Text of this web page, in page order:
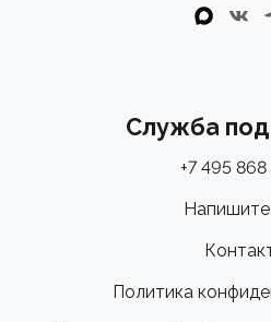
Служба
+7 495 868
Политика